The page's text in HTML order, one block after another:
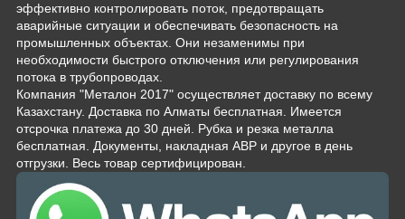
эффективно контролировать поток, предотвращать
аварийные ситуации и обеспечивать безопасность на
промышленных объектах. Они незаменимы при
необходимости быстрого отключения или регулирования
потока в трубопроводах.
Компания "Металон 2017" осуществляет доставку по всему
Казахстану. Доставка по Алматы бесплатная. Имеется
отсрочка платежа до 30 дней. Рубка и резка металла
бесплатная. Документы, накладная АВР и другое в день
отгрузки. Весь товар сертифицирован.